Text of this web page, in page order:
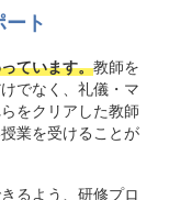
ト
ています。教師を
でなく、礼儀・マ
をクリアした教師
業を受けることが
るよう、研修プロ